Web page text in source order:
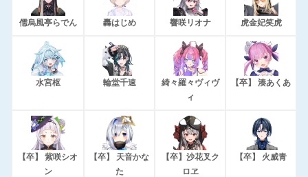
儒烏風亭らでん 轟はじめ 響咲リオナ 虎金妃笑虎
水宮枢 輪堂千速
綺々羅々ヴィヴ
ィ
【卒】 湊あくあ
【卒】 紫咲シオ
ン
【卒】 天音かな
た
【卒】沙花叉ク
ロヱ
【卒】 火威青